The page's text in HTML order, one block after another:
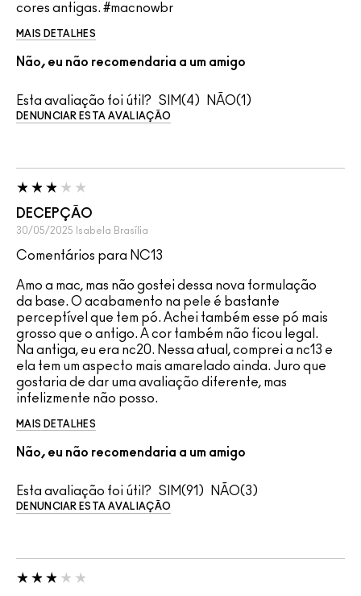
cores antigas. #macnowbr
MAIS DETALHES
Não, eu não recomendaria a um amigo
Esta avaliação foi útil? 4 1
DENUNCIAR ESTA AVALIAÇÃO
DECEPÇÃO
30/05/2025 Isabela Brasília
Comentários para NC13
Amo a mac, mas não gostei dessa nova formulação
da base. O acabamento na pele é bastante
perceptível que tem pó. Achei também esse pó mais
grosso que o antigo. A cor também não ficou legal.
Na antiga, eu era nc20. Nessa atual, comprei a nc13 e
ela tem um aspecto mais amarelado ainda. Juro que
gostaria de dar uma avaliação diferente, mas
infelizmente não posso.
MAIS DETALHES
Não, eu não recomendaria a um amigo
Esta avaliação foi útil? 91 3
DENUNCIAR ESTA AVALIAÇÃO